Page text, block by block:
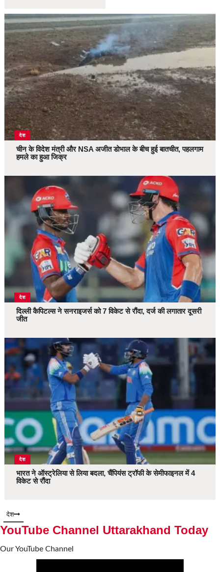
देश
चीन के विदेश मंत्री और NSA अजीत डोभाल के बीच हुई बातचीत, पहलगाम
हमले का हुआ जिक्र
देश
दिल्ली कैपिटल्स ने सनराइजर्स को 7 विकेट से रौंदा, दर्ज की लगातार दूसरी
जीत
देश
भारत ने ऑस्ट्रेलिया से लिया बदला, चैंपियंस ट्रॉफी के सेमीफाइनल में 4
विकेट से रौंदा
देश
YouTube Channel Uttarakhand Today
Our YouTube Channel